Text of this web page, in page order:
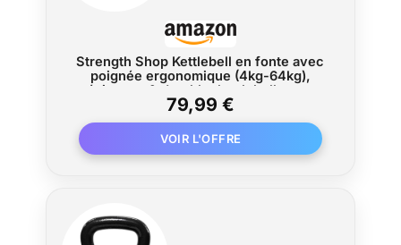
Strength Shop Kettlebell en fonte avec
poignée ergonomique (4kg-64kg),
résistante & durable, kettlebells avec
marquage coloré & revêtement en
poudre noire, idéale pour
l'entraînement complet
79,99 €